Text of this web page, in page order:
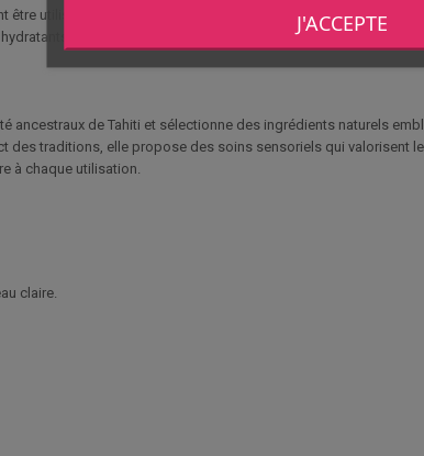
J'ACCEPTE
utilisé en bain moussant pour un moment de détente
à base de Monoï.
ancestraux de Tahiti et sélectionne des ingrédients naturels
des traditions, elle propose des soins sensoriels qui valorisent
à chaque utilisation.
claire.